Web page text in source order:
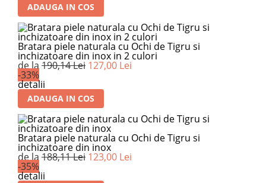
ADAUGA IN COS
Bratara piele naturala cu Ochi de Tigru si
inchizatoare din inox in 2 culori
de la190,14 Lei 127,00 Lei
-33%
detalii
ADAUGA IN COS
Bratara piele naturala cu Ochi de Tigru si
inchizatoare din inox
de la188,11 Lei 123,00 Lei
-35%
detalii